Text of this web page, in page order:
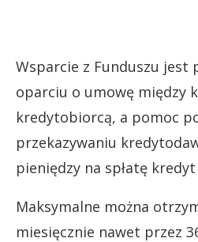
Wsparcie z Funduszu jest
oparciu o umowę między
kredytobiorcą, a pomoc
przekazywaniu
pieniędzy na spłatę
Maksymalne można
miesięcznie nawet przez